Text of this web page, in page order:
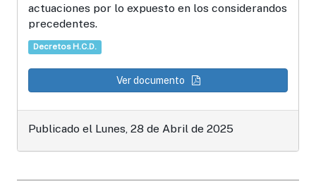
actuaciones por lo expuesto en los considerandos
precedentes.
Decretos H.C.D.
Ver documento
Publicado el Lunes, 28 de Abril de 2025